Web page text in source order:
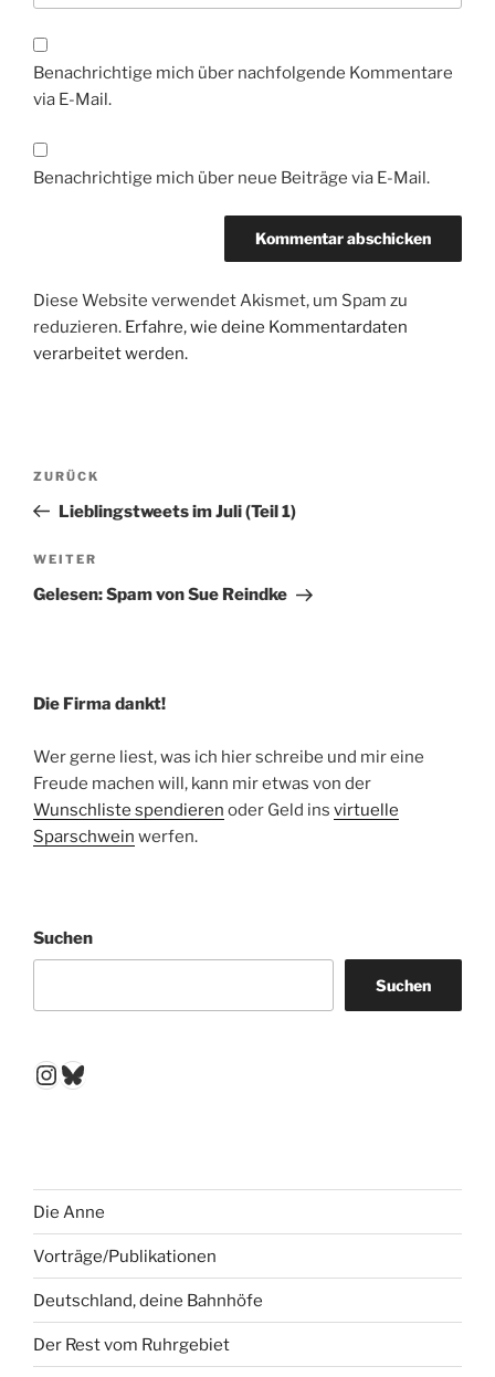
Benachrichtige mich über nachfolgende Kommentare
via E-Mail.
Benachrichtige mich über neue Beiträge via E-Mail.
Diese Website verwendet Akismet, um Spam zu
reduzieren. Erfahre, wie deine Kommentardaten
verarbeitet werden.
Beitragsnavigation
Vorheriger
Beitrag
ZURÜCK
Lieblingstweets im Juli (Teil 1)
Nächster
Beitrag
WEITER
Gelesen: Spam von Sue Reindke
Die Firma dankt!
Wer gerne liest, was ich hier schreibe und mir eine
Freude machen will, kann mir etwas von der
Wunschliste spendieren oder Geld ins virtuelle
Sparschwein werfen.
Suchen
Suchen
Instagram
Bluesky
Die Anne
Vorträge/Publikationen
Deutschland, deine Bahnhöfe
Der Rest vom Ruhrgebiet